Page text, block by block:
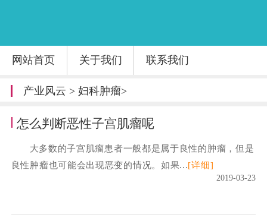
网站首页 关于我们 联系我们
产业风云 > 妇科肿瘤>
怎么判断恶性子宫肌瘤呢
大多数的子宫肌瘤患者一般都是属于良性的肿瘤，但是
良性肿瘤也可能会出现恶变的情况。如果...[详细]
2019-03-23